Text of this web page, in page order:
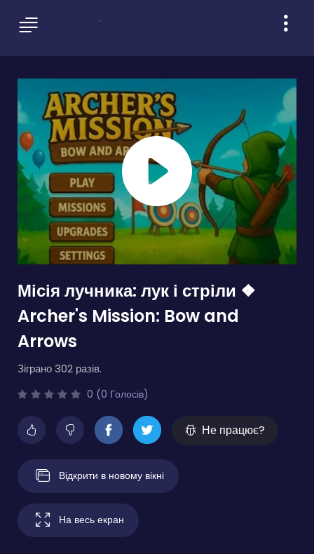
Місія лучника: лук і стріли ❖
Archer's Mission: Bow and
Arrows
Зіграно 302 разів.
0 (0 Голосів)
Не працює?
Відкрити в новому вікні
На весь екран